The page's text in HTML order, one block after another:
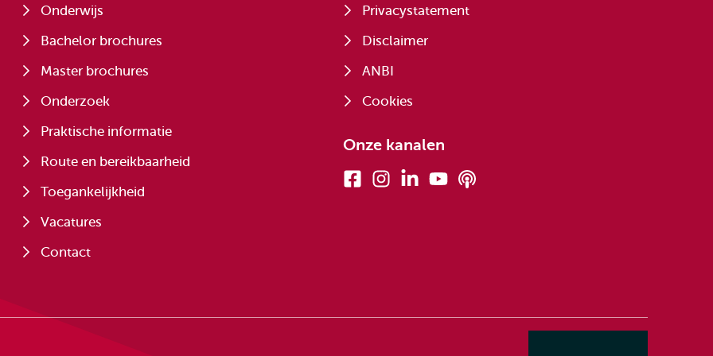
Onderwijs
Bachelor brochures
Master brochures
Onderzoek
Praktische informatie
Route en bereikbaarheid
Toegankelijkheid
Vacatures
Contact
Privacystatement
Disclaimer
ANBI
Cookies
Onze kanalen
FacebookInstagramLinkedinYoutube